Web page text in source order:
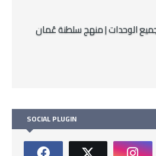
الوحدات | منهج سلطنة عُمان
SOCIAL PLUGIN